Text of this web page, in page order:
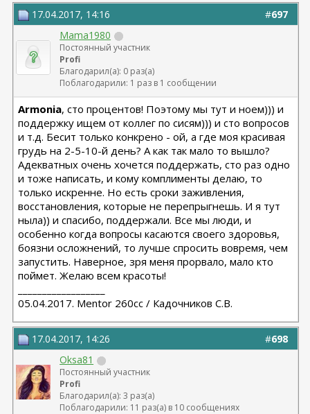
#697
17.04.2017, 14:16
Mama1980
Постоянный участник
Profi
Благодарил(а): 0 раз(а)
Поблагодарили: 1 раз в 1 сообщении
Armonia, сто процентов! Поэтому мы тут и ноем))) и
поддержку ищем от коллег по сисям))) и сто вопросов
и т.д. Бесит только конкрено - ой, а где моя красивая
грудь на 2-5-10-й день? А как так мало то вышло?
Адекватных очень хочется поддержать, сто раз одно
и тоже написать, и кому комплименты делаю, то
только искренне. Но есть сроки заживления,
восстановления, которые не перепрыгнешь. И я тут
ныла)) и спасибо, поддержали. Все мы люди, и
особенно когда вопросы касаются своего здоровья,
боязни осложнений, то лучше спросить вовремя, чем
запустить. Наверное, зря меня прорвало, мало кто
поймет. Желаю всем красоты!
05.04.2017. Mentor 260cc / Кадочников С.В.
#698
17.04.2017, 14:26
Oksa81
Постоянный участник
Profi
Благодарил(а): 3 раз(а)
Поблагодарили: 11 раз(а) в 10 сообщениях